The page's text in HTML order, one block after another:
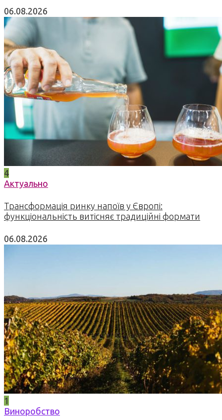
06.08.2026
4
Актуально
Трансформація ринку напоїв у Європі:
функціональність витісняє традиційні формати
06.08.2026
1
Виноробство